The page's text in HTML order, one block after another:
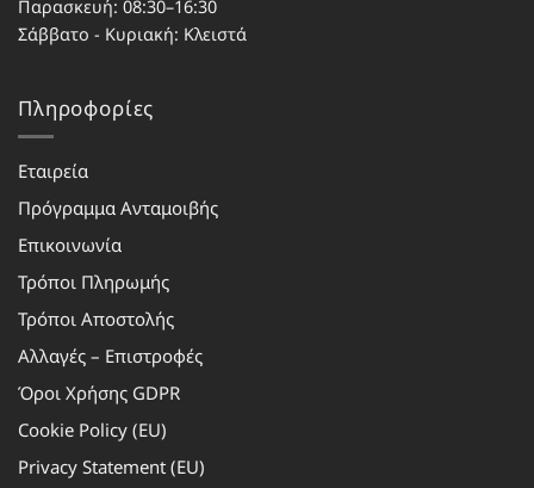
Παρασκευή: 08:30–16:30
Σάββατο - Κυριακή: Κλειστά
Πληροφορίες
Εταιρεία
Πρόγραμμα Ανταμοιβής
Επικοινωνία
Τρόποι Πληρωμής
Τρόποι Αποστολής
Αλλαγές – Επιστροφές
Όροι Χρήσης GDPR
Cookie Policy (EU)
Privacy Statement (EU)